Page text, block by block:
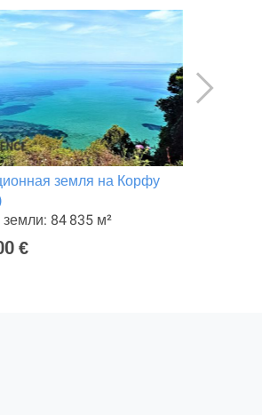
земля на Корфу
84 835 м²
€